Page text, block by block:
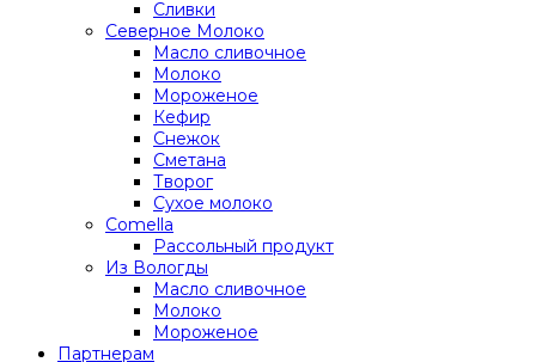
Сливки
Северное Молоко
Масло сливочное
Молоко
Мороженое
Кефир
Снежок
Сметана
Творог
Сухое молоко
Comеlla
Рассольный продукт
Из Вологды
Масло сливочное
Молоко
Мороженое
Партнерам